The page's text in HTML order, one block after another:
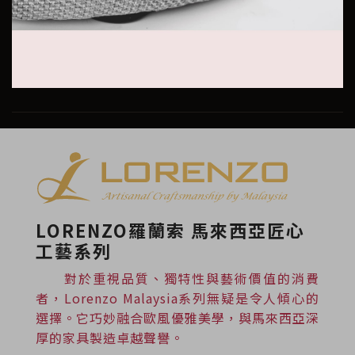
LORENZO羅蘭索 馬來西亞匠心
工藝系列
對於重視品質、獨特性與藝術價值的消費
者，Lorenzo Malaysia系列無疑是令人傾心的
選擇。它巧妙融合歐風優雅美學，與馬來西亞深
厚的家具製造卓越聲譽。